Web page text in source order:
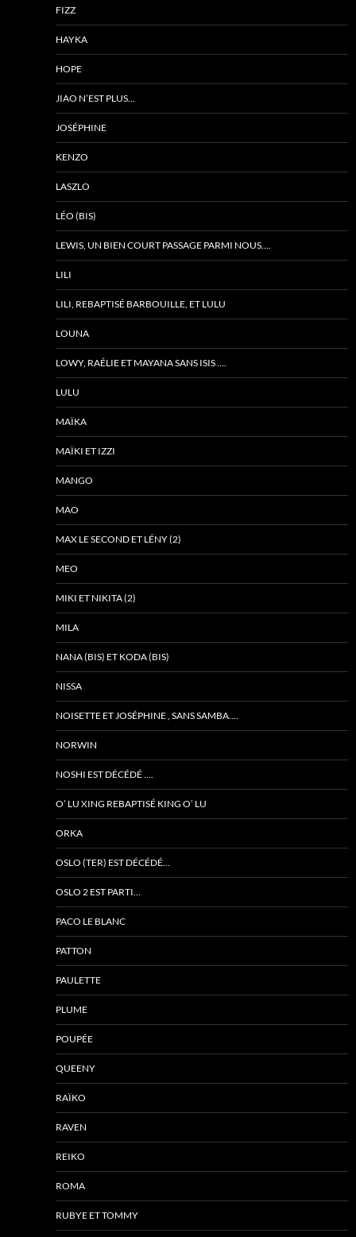
FIZZ
HAYKA
HOPE
JIAO N’EST PLUS…
JOSÉPHINE
KENZO
LASZLO
LÉO (BIS)
LEWIS, UN BIEN COURT PASSAGE PARMI NOUS….
LILI
LILI, REBAPTISÉ BARBOUILLE, ET LULU
LOUNA
LOWY, RAÉLIE ET MAYANA SANS ISIS ….
LULU
MAÏKA
MAÏKI ET IZZI
MANGO
MAO
MAX LE SECOND ET LÉNY (2)
MEO
MIKI ET NIKITA (2)
MILA
NANA (BIS) ET KODA (BIS)
NISSA
NOISETTE ET JOSÉPHINE , SANS SAMBA….
NORWIN
NOSHI EST DÉCÉDÉ ….
O’ LU XING REBAPTISÉ KING O’ LU
ORKA
OSLO (TER) EST DÉCÉDÉ…
OSLO 2 EST PARTI…
PACO LE BLANC
PATTON
PAULETTE
PLUME
POUPÉE
QUEENY
RAÏKO
RAVEN
REIKO
ROMA
RUBYE ET TOMMY